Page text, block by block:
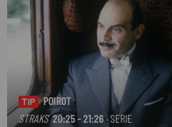
TIP
POIROT
STRAKS 20:25 - 21:26· SERIE